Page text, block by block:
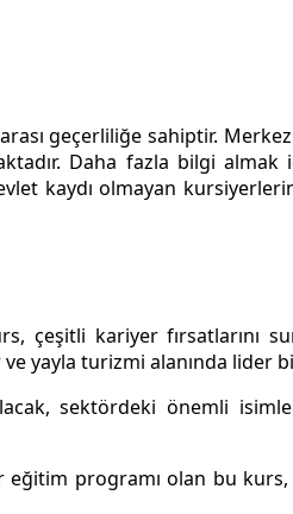
geçerliliğe sahiptir.
Daha fazla bilgi almak
kaydı olmayan
kariyer fırsatlarını
yayla turizmi alanında lider
sektördeki önemli
programı olan bu